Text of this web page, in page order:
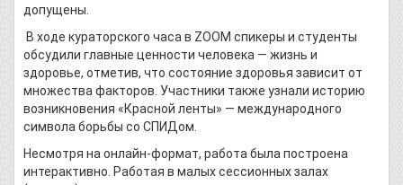
допущены.
В ходе кураторского часа в ZOOM спикеры и студенты
обсудили главные ценности человека — жизнь и
здоровье, отметив, что состояние здоровья зависит от
множества факторов. Участники также узнали историю
возникновения «Красной ленты» — международного
символа борьбы со СПИДом.
Несмотря на онлайн-формат, работа была построена
интерактивно. Работая в малых сессионных залах